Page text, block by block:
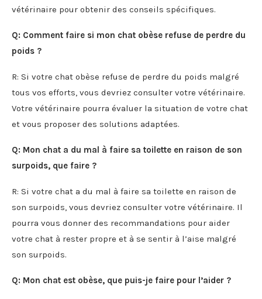
vétérinaire pour obtenir des conseils spécifiques.
Q: Comment faire si mon chat obèse refuse de perdre du
poids ?
R: Si votre chat obèse refuse de perdre du poids malgré
tous vos efforts, vous devriez consulter votre vétérinaire.
Votre vétérinaire pourra évaluer la situation de votre chat
et vous proposer des solutions adaptées.
Q: Mon chat a du mal à faire sa toilette en raison de son
surpoids, que faire ?
R: Si votre chat a du mal à faire sa toilette en raison de
son surpoids, vous devriez consulter votre vétérinaire. Il
pourra vous donner des recommandations pour aider
votre chat à rester propre et à se sentir à l’aise malgré
son surpoids.
Q: Mon chat est obèse, que puis-je faire pour l’aider ?